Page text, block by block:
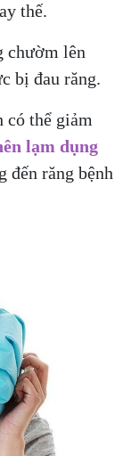
thế.
chườm lên
bị đau răng.
có thể giảm
lạm dụng
đến răng bệnh